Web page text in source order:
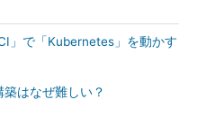
」で「Kubernetes」を動かす
築はなぜ難しい？